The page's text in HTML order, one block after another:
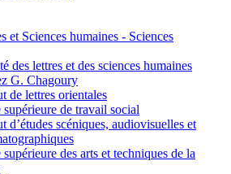
et Sciences humaines - Sciences
des lettres et des sciences humaines
G. Chagoury
de lettres orientales
supérieure de travail social
d’études scéniques, audiovisuelles et
des arts et techniques de la